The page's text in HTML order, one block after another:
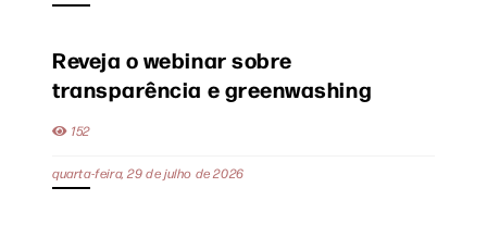
Reveja o webinar sobre
transparência e greenwashing
152
quarta-feira, 29 de julho de 2026